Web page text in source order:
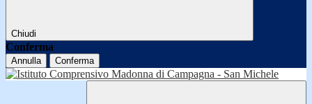
Chiudi
Conferma
Annulla Conferma